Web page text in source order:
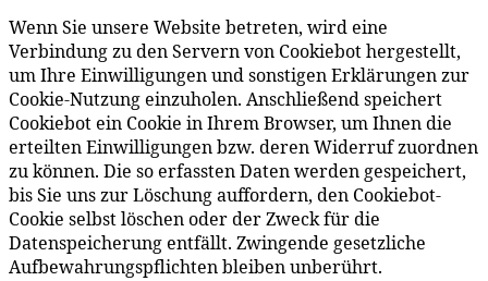
Wenn Sie unsere Website betreten, wird eine
Verbindung zu den Servern von Cookiebot hergestellt,
um Ihre Einwilligungen und sonstigen Erklärungen zur
Cookie-Nutzung einzuholen. Anschließend speichert
Cookiebot ein Cookie in Ihrem Browser, um Ihnen die
erteilten Einwilligungen bzw. deren Widerruf zuordnen
zu können. Die so erfassten Daten werden gespeichert,
bis Sie uns zur Löschung auffordern, den Cookiebot-
Cookie selbst löschen oder der Zweck für die
Datenspeicherung entfällt. Zwingende gesetzliche
Aufbewahrungspflichten bleiben unberührt.